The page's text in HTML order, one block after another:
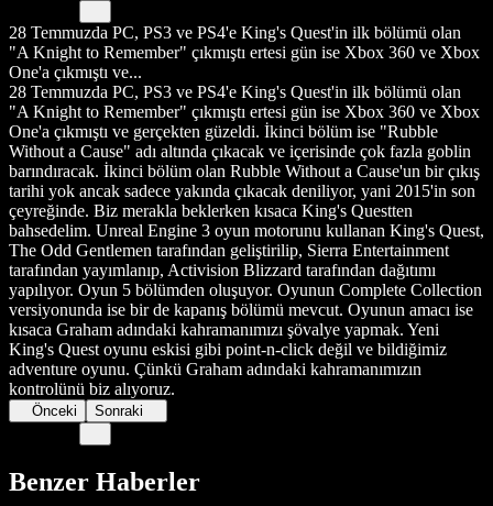
28 Temmuzda PC, PS3 ve PS4'e King's Quest'in ilk bölümü olan
"A Knight to Remember" çıkmıştı ertesi gün ise Xbox 360 ve Xbox
One'a çıkmıştı ve...
28 Temmuzda PC, PS3 ve PS4'e King's Quest'in ilk bölümü olan
"A Knight to Remember" çıkmıştı ertesi gün ise Xbox 360 ve Xbox
One'a çıkmıştı ve gerçekten güzeldi. İkinci bölüm ise "Rubble
Without a Cause" adı altında çıkacak ve içerisinde çok fazla goblin
barındıracak. İkinci bölüm olan Rubble Without a Cause'un bir çıkış
tarihi yok ancak sadece yakında çıkacak deniliyor, yani 2015'in son
çeyreğinde. Biz merakla beklerken kısaca King's Questten
bahsedelim. Unreal Engine 3 oyun motorunu kullanan King's Quest,
The Odd Gentlemen tarafından geliştirilip, Sierra Entertainment
tarafından yayımlanıp, Activision Blizzard tarafından dağıtımı
yapılıyor. Oyun 5 bölümden oluşuyor. Oyunun Complete Collection
versiyonunda ise bir de kapanış bölümü mevcut. Oyunun amacı ise
kısaca Graham adındaki kahramanımızı şövalye yapmak. Yeni
King's Quest oyunu eskisi gibi point-n-click değil ve bildiğimiz
adventure oyunu. Çünkü Graham adındaki kahramanımızın
kontrolünü biz alıyoruz.
Önceki Sonraki
Benzer Haberler